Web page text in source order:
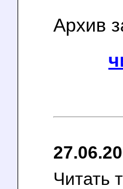
Архив
Читать